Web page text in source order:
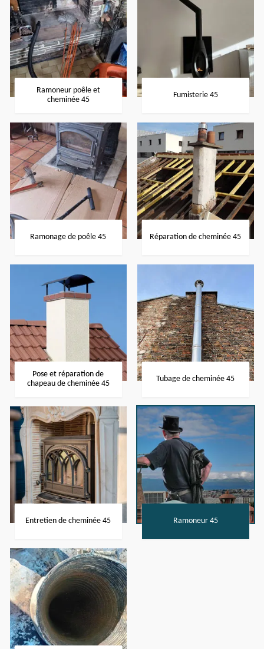
Ramoneur poêle et
cheminée 45
Fumisterie 45
Ramonage de poêle 45 Réparation de cheminée 45
Pose et réparation de
chapeau de cheminée 45
Tubage de cheminée 45
Entretien de cheminée 45 Ramoneur 45